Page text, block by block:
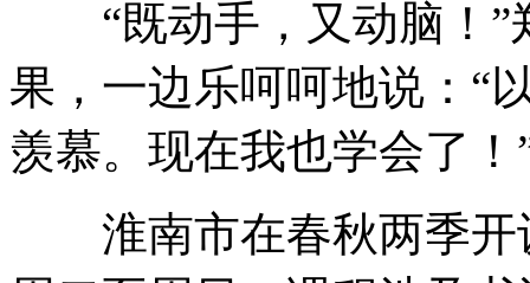
“既动手，又动脑！”
果，一边乐呵呵地说：“
羡慕。现在我也学会了！
淮南市在春秋两季开